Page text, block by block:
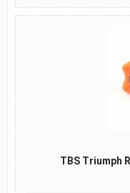
TBS Triumph